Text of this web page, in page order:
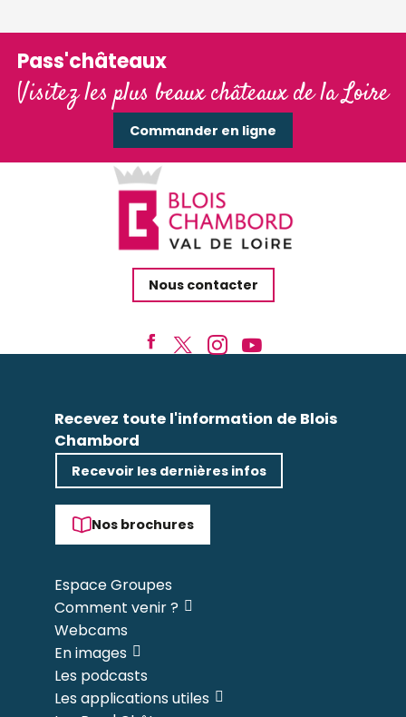
Pass'châteaux
Visitez les plus beaux châteaux de la Loire
Commander en ligne
Nous contacter
Recevez toute l'information de Blois
Chambord
Recevoir les dernières infos
Nos brochures
Espace Groupes
Comment venir ?
Webcams
En images
Les podcasts
Les applications utiles